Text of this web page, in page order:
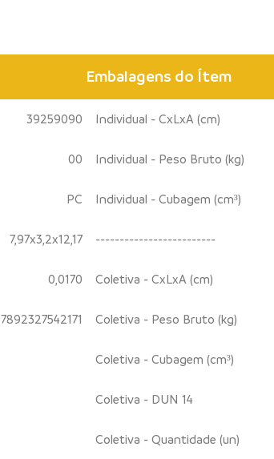
Embalagens do Ítem
39259090
00
PC
7,97x3,2x12,17
0,0170
7892327542171
Individual - CxLxA (cm)
Individual - Peso Bruto (kg)
Individual - Cubagem (cm³)
-------------------------
Coletiva - CxLxA (cm)
Coletiva - Peso Bruto (kg)
Coletiva - Cubagem (cm³)
Coletiva - DUN 14
Coletiva - Quantidade (un)